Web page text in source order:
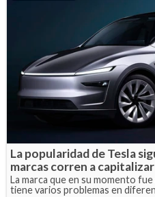
La popularidad de Tesla
marcas corren a
La marca que en su momento
tiene varios problemas en